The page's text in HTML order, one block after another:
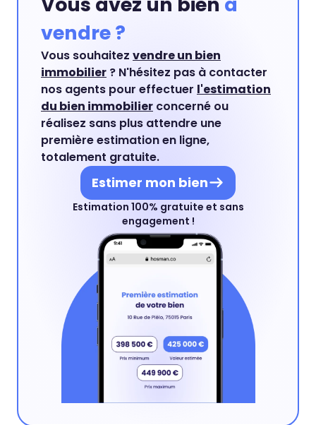
vendre ?
Vous souhaitez vendre un bien
immobilier ? N'hésitez pas à contacter
nos agents pour effectuer l'estimation
du bien immobilier concerné ou
réalisez sans plus attendre une
première estimation en ligne,
totalement gratuite.
Estimer mon bien
Estimation 100% gratuite et sans
engagement !